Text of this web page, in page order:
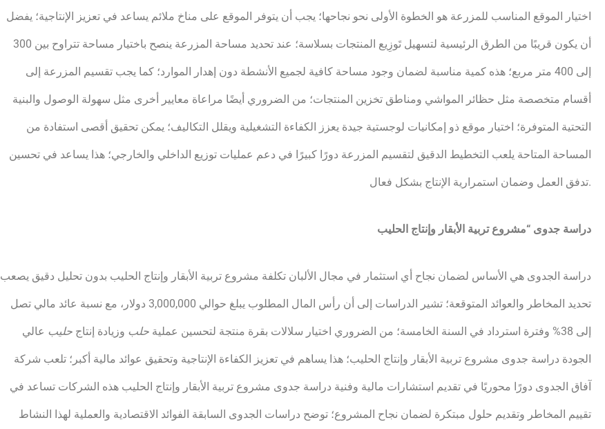
اختيار الموقع المناسب للمزرعة هو الخطوة الأولى نحو نجاحها؛ يجب أن يتوفر الموقع على مناخ ملائم يساعد في تعزيز الإنتاجية؛ يفضل
أن يكون قريبًا من الطرق الرئيسية لتسهيل تَوزِيع المنتجات بسلاسة؛ عند تحديد مساحة المزرعة ينصح باختيار مساحة تتراوح بين 300
إلى 400 متر مربع؛ هذه كمية مناسبة لضمان وجود مساحة كافية لجميع الأنشطة دون إهدار الموارد؛ كما يجب تقسيم المزرعة إلى
أقسام متخصصة مثل حظائر المواشي ومناطق تخزين المنتجات؛ من الضروري أيضًا مراعاة معايير أخرى مثل سهولة الوصول والبنية
التحتية المتوفرة؛ اختيار موقع ذو إمكانيات لوجستية جيدة يعزز الكفاءة التشغيلية ويقلل التكاليف؛ يمكن تحقيق أقصى استفادة من
المساحة المتاحة يلعب التخطيط الدقيق لتقسيم المزرعة دورًا كبيرًا في دعم عمليات توزيع الداخلي والخارجي؛ هذا يساعد في تحسين
تدفق العمل وضمان استمرارية الإنتاج بشكل فعال.
دراسة جدوى “مشروع تربية الأبقار وإنتاج الحليب
دراسة الجدوى هي الأساس لضمان نجاح أي استثمار في مجال الألبان تكلفة مشروع تربية الأبقار وإنتاج الحليب بدون تحليل دقيق يصعب
تحديد المخاطر والعوائد المتوقعة؛ تشير الدراسات إلى أن رأس المال المطلوب يبلغ حوالي 3,000,000 دولار، مع نسبة عائد مالي تصل
إلى 38% وفترة استرداد في السنة الخامسة؛ من الضروري اختيار سلالات بقرة منتجة لتحسين عملية حلب وزيادة إنتاجحليب عالي
الجودة دراسة جدوى مشروع تربية الأبقار وإنتاج الحليب؛ هذا يساهم في تعزيز الكفاءة الإنتاجية وتحقيق عوائد مالية أكبر؛ تلعب شركة
آفاق الجدوى دورًا محوريًا في تقديم استشارات مالية وفنية دراسة جدوى مشروع تربية الأبقار وإنتاج الحليب هذه الشركات تساعد في
تقييم المخاطر وتقديم حلول مبتكرة لضمان نجاح المشروع؛ توضح دراسات الجدوى السابقة الفوائد الاقتصادية والعملية لهذا النشاط